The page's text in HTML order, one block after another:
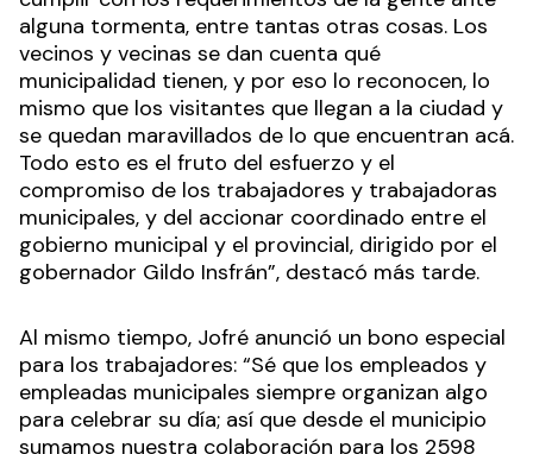
alguna tormenta, entre tantas otras cosas. Los
vecinos y vecinas se dan cuenta qué
municipalidad tienen, y por eso lo reconocen, lo
mismo que los visitantes que llegan a la ciudad y
se quedan maravillados de lo que encuentran acá.
Todo esto es el fruto del esfuerzo y el
compromiso de los trabajadores y trabajadoras
municipales, y del accionar coordinado entre el
gobierno municipal y el provincial, dirigido por el
gobernador Gildo Insfrán”, destacó más tarde.
Al mismo tiempo, Jofré anunció un bono especial
para los trabajadores: “Sé que los empleados y
empleadas municipales siempre organizan algo
para celebrar su día; así que desde el municipio
sumamos nuestra colaboración para los 2598